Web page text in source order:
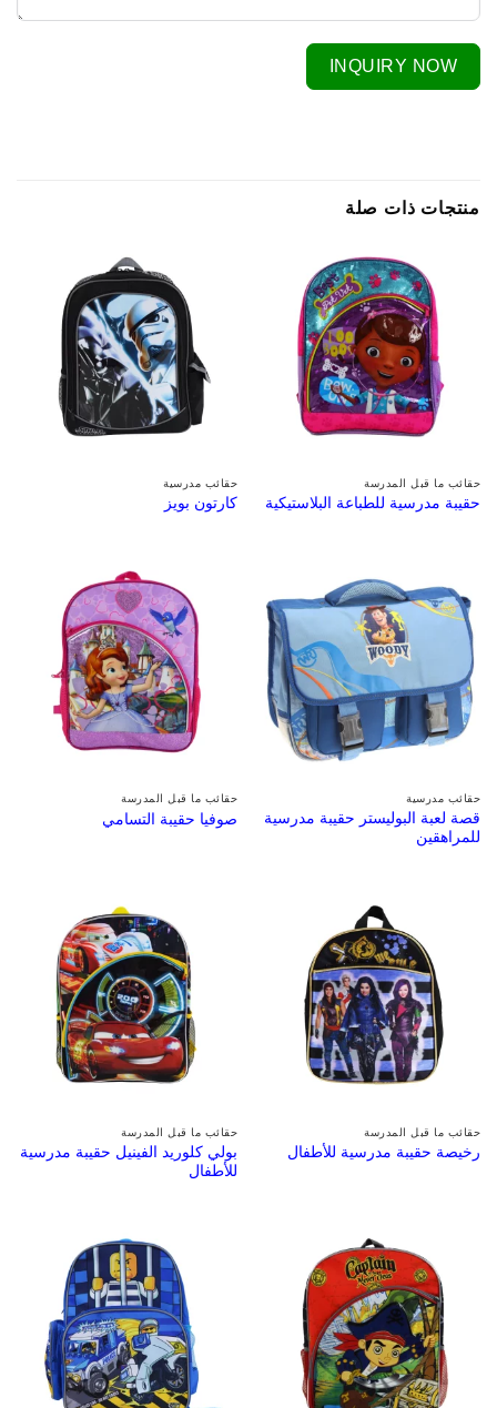
INQUIRY NOW
منتجات ذات صلة
حقائب ما قبل المدرسة
حقيبة مدرسية للطباعة البلاستيكية
حقائب مدرسية
كارتون بويز
حقائب مدرسية
قصة لعبة البوليستر حقيبة مدرسية
للمراهقين
حقائب ما قبل المدرسة
صوفيا حقيبة التسامي
حقائب ما قبل المدرسة
رخيصة حقيبة مدرسية للأطفال
حقائب ما قبل المدرسة
بولي كلوريد الفينيل حقيبة مدرسية
للأطفال